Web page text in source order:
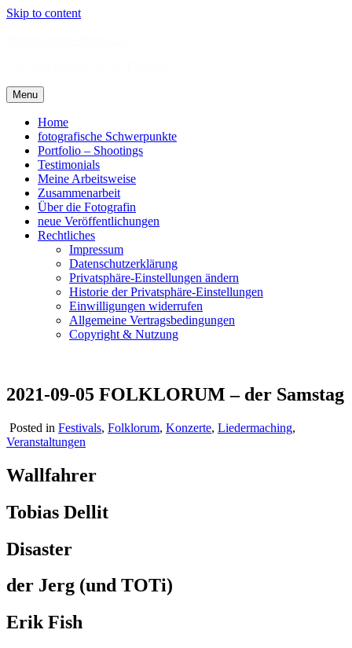
Skip to content
Menu
Home
fotografische Schwerpunkte
Portfolio – Shootings
Testimonials
Meine Arbeitsweise
Zusammenarbeit
Über die Fotografin
neue Veröffentlichungen
Rechtliches
Impressum
Datenschutzerklärung
Privatsphäre-Einstellungen ändern
Historie der Privatsphäre-Einstellungen
Einwilligungen widerrufen
Allgemeine Vertragsbedingungen
Copyright & Nutzung
2021-09-05 FOLKLORUM – der Samstag
Posted in Festivals, Folklorum, Konzerte, Liedermaching,
Veranstaltungen
Wallfahrer
Tobias Dellit
Disaster
der Jerg (und TOTi)
Erik Fish